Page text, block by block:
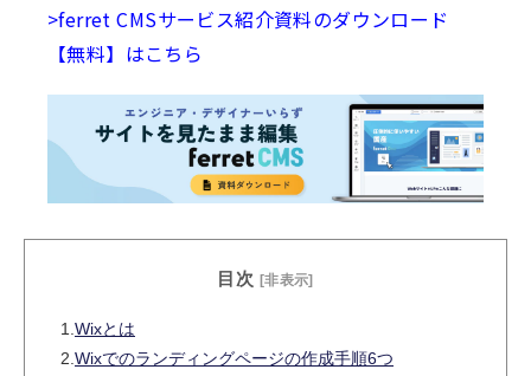
>ferret CMSサービス紹介資料のダウンロード
【無料】はこちら
目次 [非表示]
1. Wixとは
2. Wixでのランディングページの作成手順6つ